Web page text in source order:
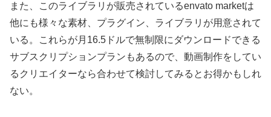
また、このライブラリが販売されているenvato marketは
他にも様々な素材、プラグイン、ライブラリが用意されて
いる。これらが月16.5ドルで無制限にダウンロードできる
サブスクリプションプランもあるので、動画制作をしてい
るクリエイターなら合わせて検討してみるとお得かもしれ
ない。